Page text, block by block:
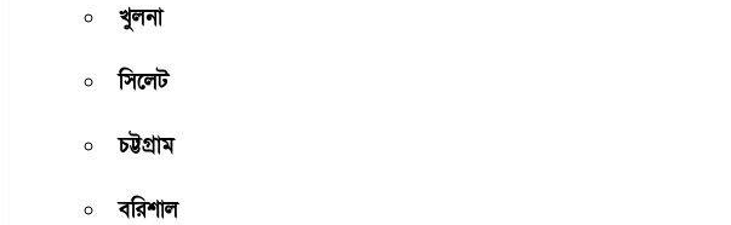
খুলনা
সিলেট
চট্টগ্রাম
বরিশাল